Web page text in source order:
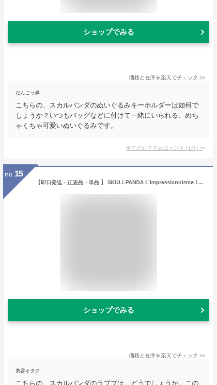
ショップでみる
価格と在庫を楽天でチェック >>
だんごっ鼻
こちらの、スカルパンダのぬいぐるみキーホルダーは如何で
しょうか？いつもバッグなどに付けて一緒にいられる、めち
ゃくちゃ可愛いぬいぐるみです。
全てのおすすめコメント (1件) >
no. 15
【即日発送・正規品・単品 】 SKULLPANDA L’impressionnisme 1ピース スカルパンダ インプレッショニズム ぬいぐるみ ポップマート フィギュア
ショップでみる
価格と在庫を楽天でチェック >>
美容オタク
こちらの、スカルパンダのラブブは、どうでしょうか。この